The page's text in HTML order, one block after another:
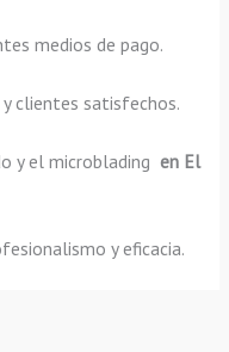
medios de pago.
clientes satisfechos.
y elmicroblading en El
y eficacia.